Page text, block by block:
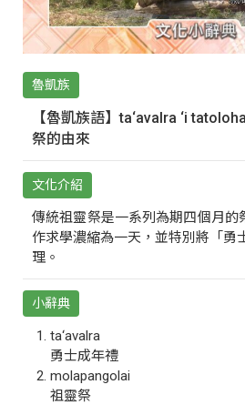
魯凱族
【魯凱族語】ta‘avalra ‘i
祭的由來
文化介紹
傳統祖靈祭是一系列為期四個月的
作求學濃縮為一天，並特別將「勇
理。
小辭典
ta‘avalra
勇士成年禮
molapangolai
祖靈祭